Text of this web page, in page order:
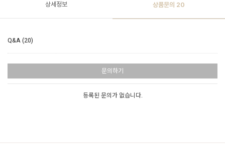
상세정보 상품문의 20
Q&A (20)
문의하기
등록된 문의가 없습니다.